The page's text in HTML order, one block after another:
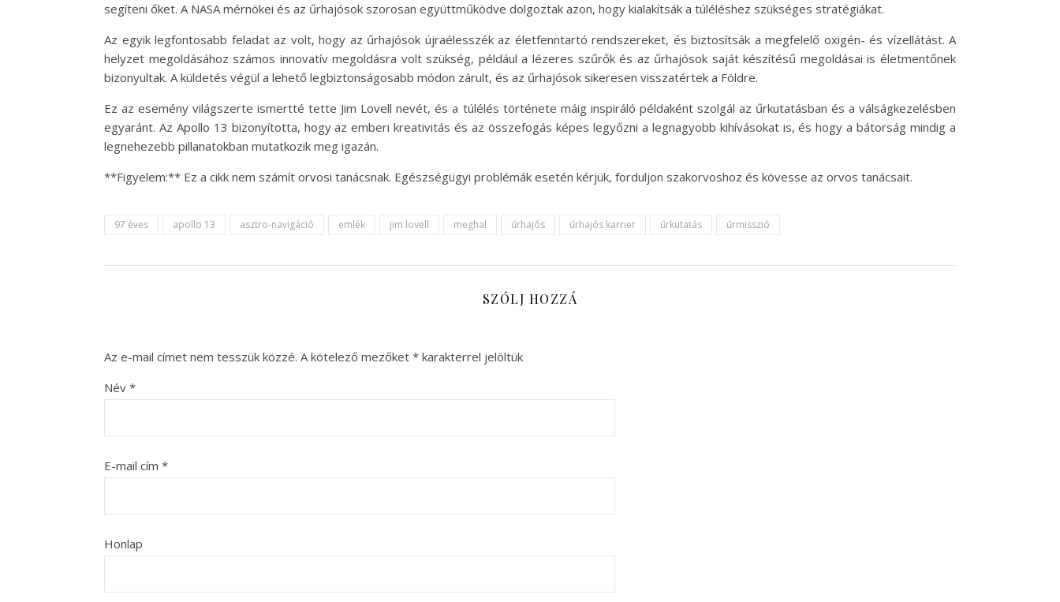
segíteni őket. A NASA mérnökei és az űrhajósok szorosan együttműködve dolgoztak azon, hogy kialakítsák a túléléshez szükséges stratégiákat.
Az egyik legfontosabb feladat az volt, hogy az űrhajósok újraélesszék az életfenntartó rendszereket, és biztosítsák a megfelelő oxigén- és vízellátást. A
helyzet megoldásához számos innovatív megoldásra volt szükség, például a lézeres szűrők és az űrhajósok saját készítésű megoldásai is életmentőnek
bizonyultak. A küldetés végül a lehető legbiztonságosabb módon zárult, és az űrhajósok sikeresen visszatértek a Földre.
Ez az esemény világszerte ismertté tette Jim Lovell nevét, és a túlélés története máig inspiráló példaként szolgál az űrkutatásban és a válságkezelésben
egyaránt. Az Apollo 13 bizonyította, hogy az emberi kreativitás és az összefogás képes legyőzni a legnagyobb kihívásokat is, és hogy a bátorság mindig a
legnehezebb pillanatokban mutatkozik meg igazán.
**Figyelem:** Ez a cikk nem számít orvosi tanácsnak. Egészségügyi problémák esetén kérjük, forduljon szakorvoshoz és kövesse az orvos tanácsait.
97 éves apollo 13 asztro-navigáció emlék jim lovell meghal űrhajós űrhajós karrier űrkutatás űrmisszió
SZÓLJ HOZZÁ
Az e-mail címet nem tesszük közzé. A kötelező mezőket * karakterrel jelöltük
Név *
E-mail cím *
Honlap